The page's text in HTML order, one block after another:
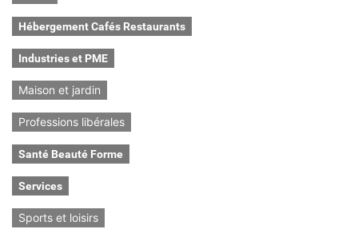
Hébergement Cafés Restaurants
Industries et PME
Maison et jardin
Professions libérales
Santé Beauté Forme
Services
Sports et loisirs